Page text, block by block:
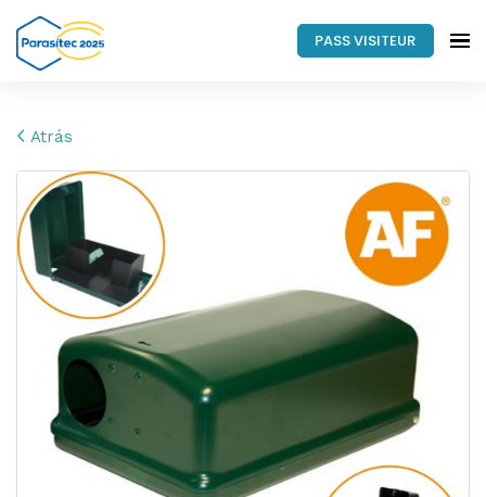
PASS VISITEUR
Atrás